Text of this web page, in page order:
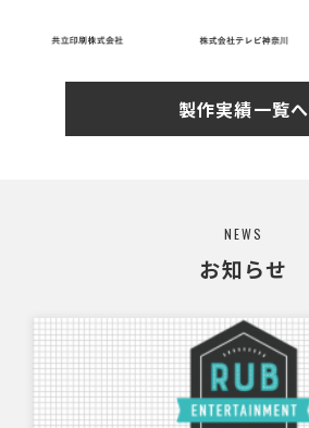
製作実績一覧へ
NEWS
お知らせ